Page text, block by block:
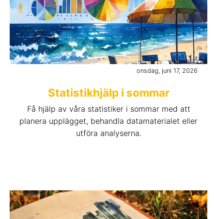
onsdag, juni 17, 2026
Statistikhjälp i sommar
Få hjälp av våra statistiker i sommar med att
planera upplägget, behandla datamaterialet eller
utföra analyserna.